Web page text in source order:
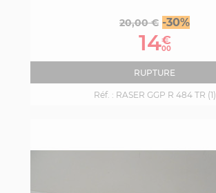
Prix
base
20,00 € -30%Prix
14€
00
RUPTURE
Réf. : RASER GGP R 484 TR (1)